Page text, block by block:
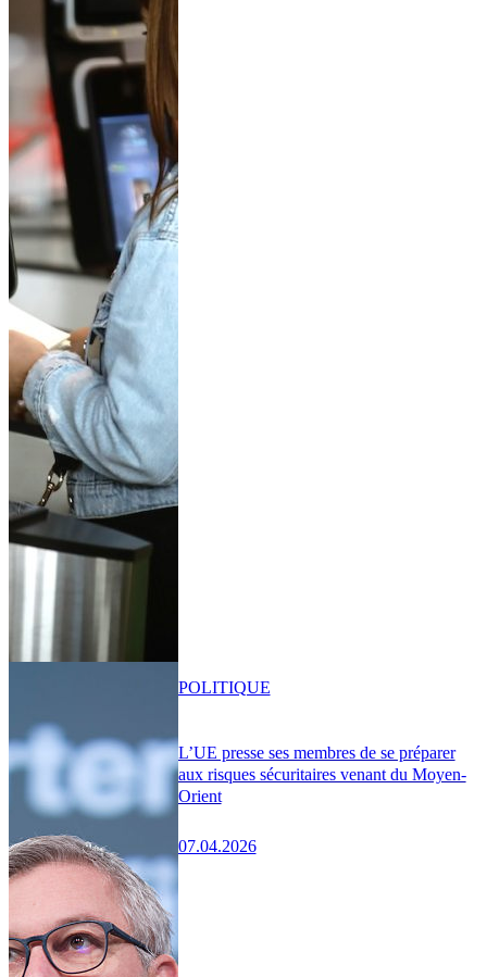
L’UE presse ses membres de se préparer
aux risques sécuritaires venant du Moyen-
Orient
07.04.2026
POLITIQUE